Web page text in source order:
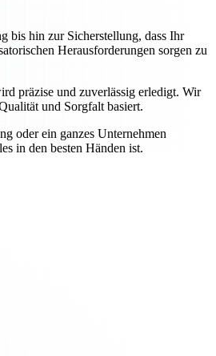
bis hin zur Sicherstellung, dass Ihr
Herausforderungen sorgen zu
präzise und zuverlässig erledigt. Wir
und Sorgfalt basiert.
oder ein ganzes Unternehmen
in den besten Händen ist.